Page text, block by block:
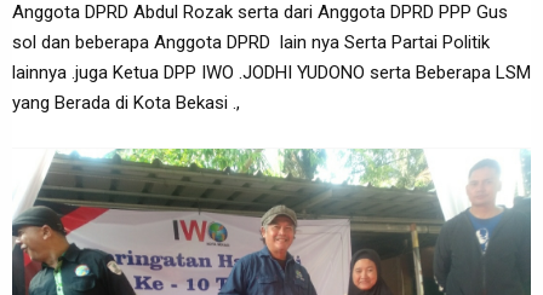
Anggota DPRD Abdul Rozak serta dari Anggota DPRD PPP Gus
sol dan beberapa Anggota DPRD lain nya Serta Partai Politik
lainnya .juga Ketua DPP IWO .JODHI YUDONO serta Beberapa LSM
yang Berada di Kota Bekasi .,